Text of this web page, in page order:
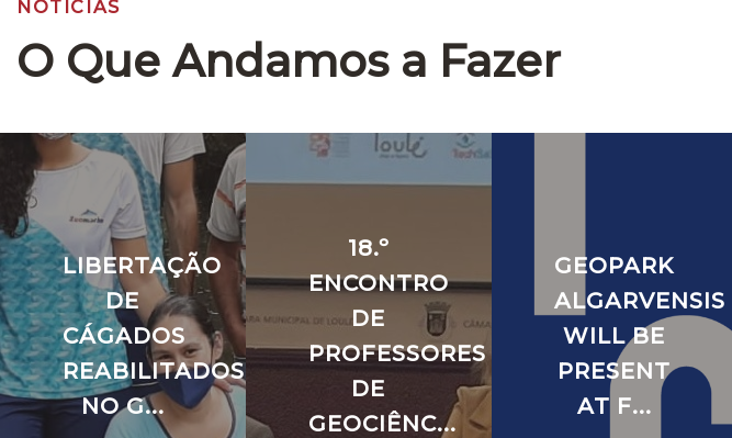
NOTÍCIAS
O Que Andamos a Fazer
LIBERTAÇÃO
DE
CÁGADOS
REABILITADOS,
NO G...
18.º
ENCONTRO
DE
PROFESSORES
DE
GEOCIÊNC...
GEOPARK
ALGARVENSIS
WILL BE
PRESENT
AT F...